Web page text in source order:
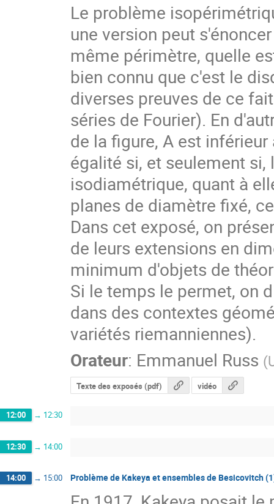
Le problème
une version peut
même périmètre, quelle
bien connu que c'est le
diverses preuves de ce
séries de Fourier). En
de la figure, A est
égalité si, et seulement si,
isodiamétrique, quant à
planes de diamètre fixé,
Dans cet exposé, on
de leurs extensions en
minimum d'objets de
Si le temps le permet, on
dans des contextes
variétés riemanniennes).
Orateur: Emmanuel Russ (
Texte des exposés (pdf) vidéo
12:00 → 12:30
12:30 → 14:00
14:00 → 15:00 Problème de Kakeya et ensembles de Besicovitch